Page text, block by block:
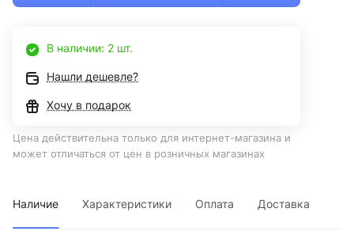
В наличии: 2 шт.
Нашли дешевле?
Хочу в подарок
Цена действительна только для интернет-магазина и
может отличаться от цен в розничных магазинах
Наличие Характеристики Оплата Доставка